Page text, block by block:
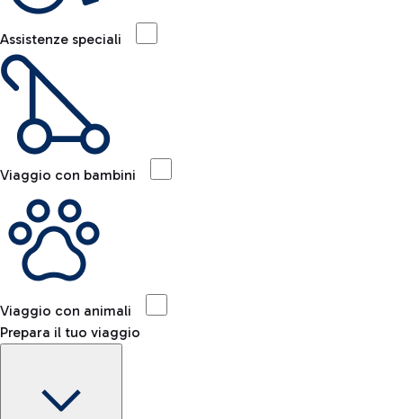
Assistenze speciali
Viaggio con bambini
Viaggio con animali
Prepara il tuo viaggio